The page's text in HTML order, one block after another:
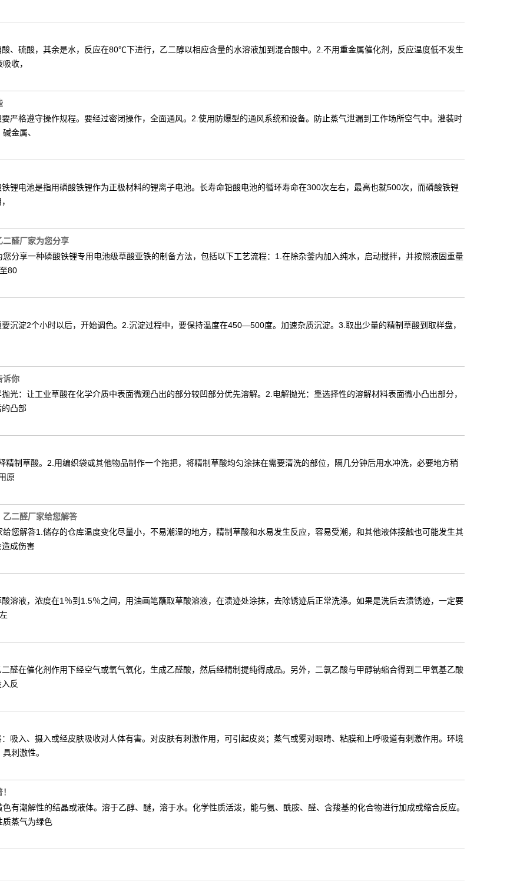
、硫酸，其余是水，反应在80℃下进行，乙二醇以相应含量的水溶液加到混合酸中。2.不用重金属催化剂，反应温度低不发生
收，
严格遵守操作规程。要经过密闭操作，全面通风。2.使用防爆型的通风系统和设备。防止蒸气泄漏到工作场所空气中。灌装时
金属、
锂电池是指用磷酸铁锂作为正极材料的锂离子电池。长寿命铅酸电池的循环寿命在300次左右，最高也就500次，而磷酸铁锂
二醛厂家为您分享
分享一种磷酸铁锂专用电池级草酸亚铁的制备方法，包括以下工艺流程：1.在除杂釜内加入纯水，启动搅拌，并按照液固重量
80
沉淀2个小时以后，开始调色。2.沉淀过程中，要保持温度在450—500度。加速杂质沉淀。3.取出少量的精制草酸到取样盘，
诉你
光：让工业草酸在化学介质中表面微观凸出的部分较凹部分优先溶解。2.电解抛光：靠选择性的溶解材料表面微小凸出部分，
凸部
制草酸。2.用编织袋或其他物品制作一个拖把，将精制草酸均匀涂抹在需要清洗的部位，隔几分钟后用水冲洗，必要地方稍
原
二醛厂家给您解答
您解答1.储存的仓库温度变化尽量小，不易潮湿的地方，精制草酸和水易发生反应，容易受潮，和其他液体接触也可能发生其
成伤害
溶液，浓度在1％到1.5％之间，用油画笔蘸取草酸溶液，在溃迹处涂抹，去除锈迹后正常洗涤。如果是洗后去溃锈迹，一定要
醛在催化剂作用下经空气或氧气氧化，生成乙醛酸，然后经精制提纯得成品。另外，二氯乙酸与甲醇钠缩合得到二甲氧基乙酸
反
吸入、摄入或经皮肤吸收对人体有害。对皮肤有刺激作用，可引起皮炎；蒸气或雾对眼睛、粘膜和上呼吸道有刺激作用。环境
刺激性。
有潮解性的结晶或液体。溶于乙醇、醚，溶于水。化学性质活泼，能与氨、酰胺、醛、含羧基的化合物进行加成或缩合反应。
质蒸气为绿色